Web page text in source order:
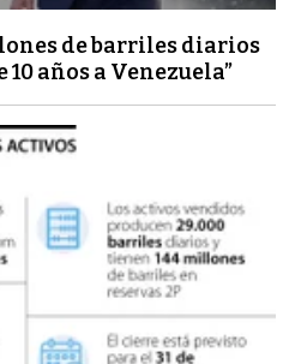
de barriles diarios
años a Venezuela”